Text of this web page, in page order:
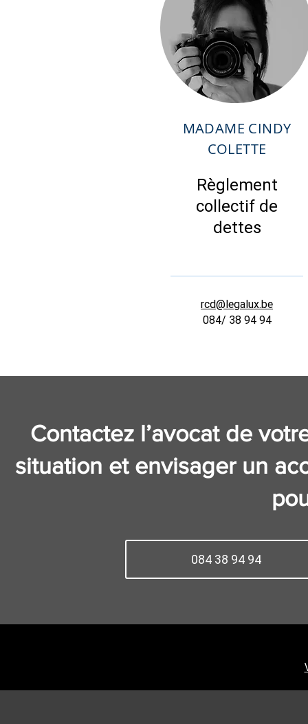
MADAME CINDY
COLETTE
Règlement
collectif de
dettes
rcd@legalux.be
084/ 38 94 94
Contactez l’avocat de
situation et envisager un
084 38 94 94